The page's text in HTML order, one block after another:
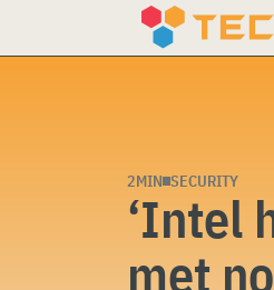
2MIN SECURITY
‘Intel
met